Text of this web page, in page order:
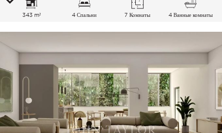
343 m² 4 Спальни 7 Комнаты 4 Ванные комнаты